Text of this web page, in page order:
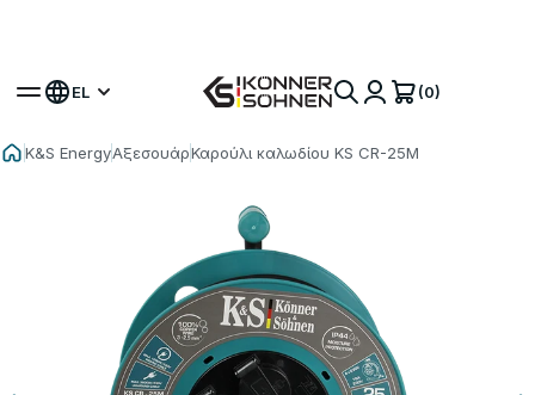
EL (0)
K&S EnergyΑξεσουάρΚαρούλι καλωδίου KS CR-25M